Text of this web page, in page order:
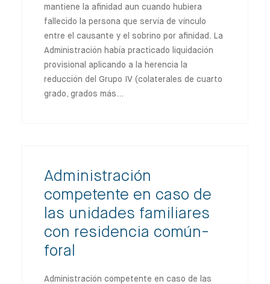
mantiene la afinidad aun cuando hubiera
fallecido la persona que servía de vínculo
entre el causante y el sobrino por afinidad. La
Administración había practicado liquidación
provisional aplicando a la herencia la
reducción del Grupo IV (colaterales de cuarto
grado, grados más…
Administración
competente en caso de
las unidades familiares
con residencia común-
foral
Administración competente en caso de las